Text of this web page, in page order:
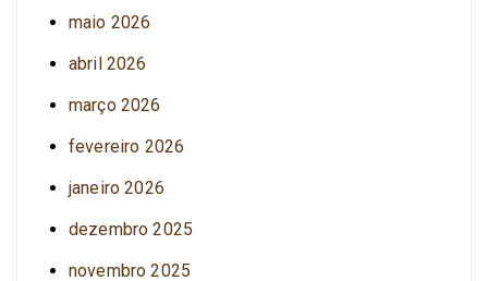
maio 2026
abril 2026
março 2026
fevereiro 2026
janeiro 2026
dezembro 2025
novembro 2025